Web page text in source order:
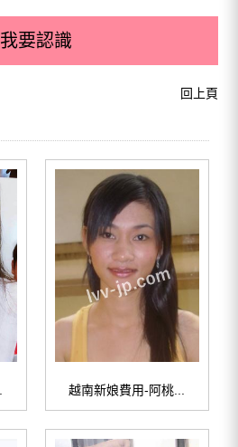
我要認識
回上頁
越南新娘費用-阿桃...